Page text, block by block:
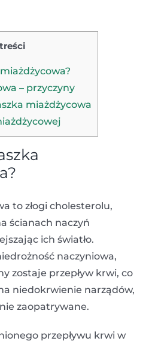
– przyczyny
miażdżycowa
to złogi cholesterolu,
ścianach naczyń
ich światło.
naczyniowa,
zostaje przepływ krwi, co
niedokrwienie narządów,
zaopatrywane.
przepływu krwi w